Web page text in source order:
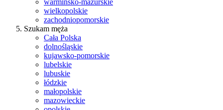
warmińsko-mazurskie
wielkopolskie
zachodniopomorskie
Szukam męża
Cała Polska
dolnośląskie
kujawsko-pomorskie
lubelskie
lubuskie
łódzkie
małopolskie
mazowieckie